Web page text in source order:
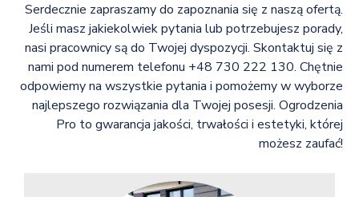
Serdecznie zapraszamy do zapoznania się z naszą ofertą.
Jeśli masz jakiekolwiek pytania lub potrzebujesz porady,
nasi pracownicy są do Twojej dyspozycji. Skontaktuj się z
nami pod numerem telefonu +48 730 222 130. Chętnie
odpowiemy na wszystkie pytania i pomożemy w wyborze
najlepszego rozwiązania dla Twojej posesji. Ogrodzenia
Pro to gwarancja jakości, trwałości i estetyki, której
możesz zaufać!